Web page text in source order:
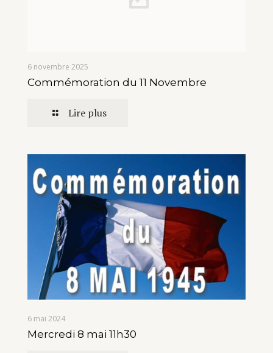
6 novembre 2025
Commémoration du 11 Novembre
Lire plus
6 mai 2024
Mercredi 8 mai 11h30